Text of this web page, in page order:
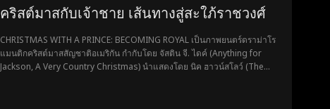
คริสต์มาสกับเจ้าชาย เส้นทางสู่สะใภ้ราชวงศ์
CHRISTMAS WITH A PRINCE: BECOMING ROYAL เป็นภาพยนตร์ดราม่าโร
แมนติกคริสต์มาสสัญชาติอเมริกัน กำกับโดย จัสติน จี. ไดค์ (Anything for
Jackson, A Very Country Christmas) นำแสดงโดย นิค ฮาวน์สโลว์ (The